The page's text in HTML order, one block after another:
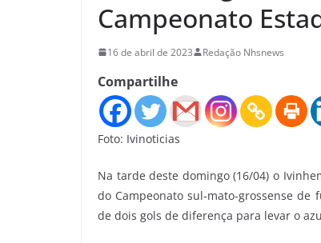
Campeonato
16 de abril de 2023 Redação Nhsnews
Compartilhe
Foto: Ivinoticias
Na tarde deste domingo (16/04) o
do Campeonato sul-mato-grossense
de dois gols de diferença para levar o